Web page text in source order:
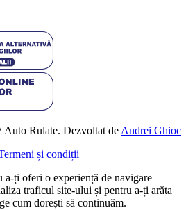
Rulate. Dezvoltat de Andrei Ghioc
și condiții
ți oferi o experiență de navigare
traficul site-ului și pentru a-ți arăta
cum dorești să continuăm.